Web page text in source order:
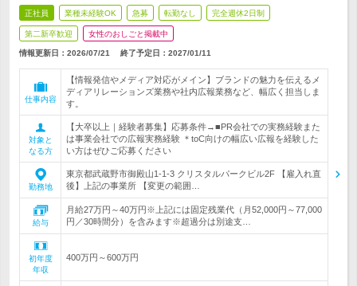
正社員 業種未経験OK 急募 転勤なし 完全週休2日制
第二新卒歓迎 女性のおしごと掲載中
情報更新日：2026/07/21 終了予定日： 2027/01/11
仕事内容
【情報発信やメディア対応がメイン】ブランドの魅力を伝えるメ
ディアリレーションズ業務や社内広報業務など、幅広く担当しま
す。
対象と
なる方
【大卒以上｜経験者募集】応募条件→■PR会社での実務経験また
は事業会社での広報実務経験 ＊toC向けの幅広い広報を経験した
い方はぜひご応募ください
勤務地
東京都武蔵野市御殿山1-1-3 クリスタルパークビル2F 【雇入れ直
後】上記の事業所 【変更の範囲…
給与
月給27万円～40万円※上記には固定残業代（月52,000円～77,000
円／30時間分）を含みます※超過分は別途支…
初年度
年収
400万円～600万円